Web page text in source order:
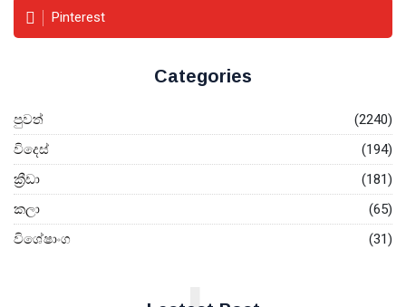
Pinterest
Categories
පුවත්
(2240)
විදෙස්
(194)
ක්‍රීඩා
(181)
කලා
(65)
විශේෂාංග
(31)